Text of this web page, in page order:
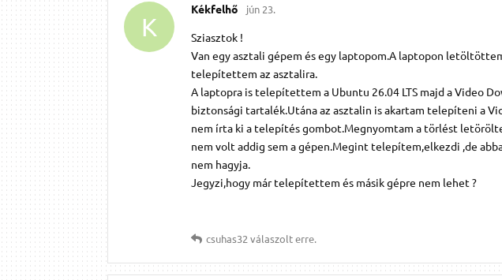
K
Kékfelhő jún 23.
Sziasztok !
Van egy asztali gépem és egy laptopom.A laptopon
telepítettem az asztalira.
A laptopra is telepítettem a Ubuntu 26.04 LTS majd a Video
biztonsági tartalék.Utána az asztalin is akartam telepíteni a
nem írta ki a telepítés gombot.Megnyomtam a törlést
nem volt addig sem a gépen.Megint telepítem,elkezdi ,de
nem hagyja.
Jegyzi,hogy már telepítettem és másik gépre nem lehet ?
csuhas32 válaszolt erre.